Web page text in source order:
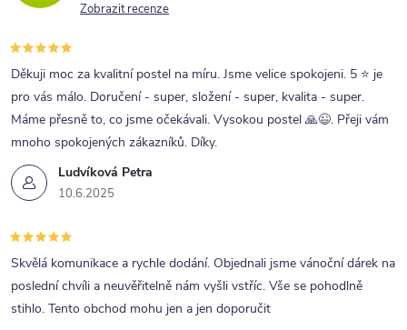
Zobrazit recenze
Ludvíková Petra
10.6.2025
Děkuji moc za kvalitní postel na míru. Jsme velice spokojeni. 5 ⭐ je
pro vás málo. Doručení - super, složení - super, kvalita - super.
Máme přesně to, co jsme očekávali. Vysokou postel 🙏😉. Přeji vám
mnoho spokojených zákazníků. Díky.
Skvělá komunikace a rychle dodání. Objednali jsme vánoční dárek na
poslední chvíli a neuvěřitelně nám vyšli vstříc. Vše se pohodlně
stihlo. Tento obchod mohu jen a jen doporučit